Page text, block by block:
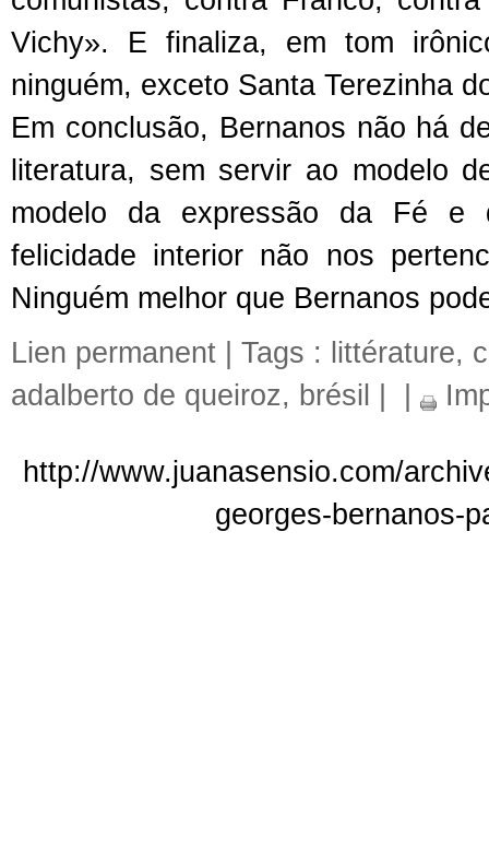
Vichy». E finaliza, em tom
ninguém, exceto Santa Terezinha
Em conclusão, Bernanos não há
literatura, sem servir ao modelo
modelo da expressão da Fé e
felicidade interior não nos
Ninguém melhor que Bernanos
Lien permanent | Tags : littérature,
adalberto de queiroz, brésil
http://www.juanasensio.com/
georges-bernanos-